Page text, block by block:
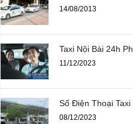
14/08/2013
Taxi Nội Bài 24h
11/12/2023
Số Điện Thoại
08/12/2023